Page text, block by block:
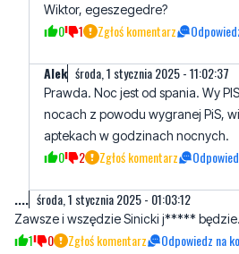
Wiktor, egeszegedre?
0 1 Zgłoś komentarz
AIek środa, 1 stycznia 2025 - 11:02:37
Prawda. Noc jest od spania. Wy
nocach z powodu wygranej PiS,
aptekach w godzinach nocnych.
0 2 Zgłoś komentarz
.... środa, 1 stycznia 2025 - 01:03:12
Zawsze i wszędzie Sinicki j***** będzie.
1 0 Zgłoś komentarz Odpowiedz na